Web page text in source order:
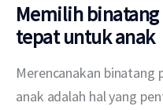
Memilih
tepat untuk anak
Merencanakan binatang
anak adalah hal yang